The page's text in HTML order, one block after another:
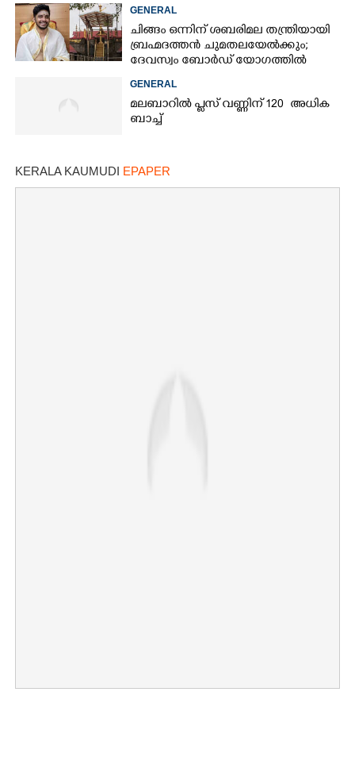
GENERAL
ചിങ്ങം ഒന്നിന് ശബരിമല തന്ത്രിയായി
ബ്രഹ്മദത്തൻ ചുമതലയേൽക്കും;
ദേവസ്വം ബോർഡ് യോഗത്തിൽ
GENERAL
മലബാറിൽ പ്ലസ് വണ്ണിന് 120 അധിക
ബാച്ച്
KERALA KAUMUDI EPAPER